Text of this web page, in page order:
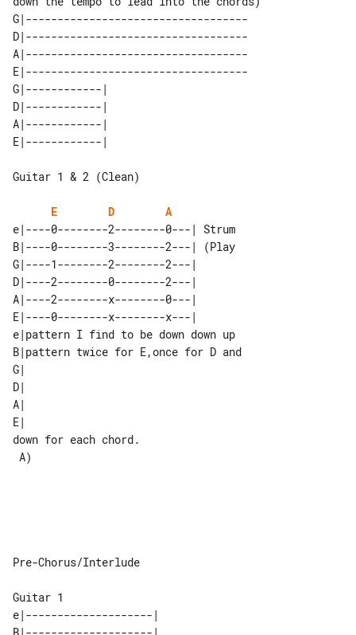
G|-----------------------------------
D|-----------------------------------
A|-----------------------------------
E|-----------------------------------
G|------------|
D|------------|
A|------------|
Guitar 1 & 2 (Clean)
E D
A
e|----0--------2--------0---| Strum
B|----0--------3--------2---| (Play
G|----1--------2--------2---|
D|----2--------0--------2---|
A|----2--------x--------0---|
E|----0--------x--------x---|
e|pattern I find to be down down up
B|pattern twice for E,once for D and
G|
D|
A|
E|
down for each chord.
Pre-Chorus/Interlude
e|--------------------|